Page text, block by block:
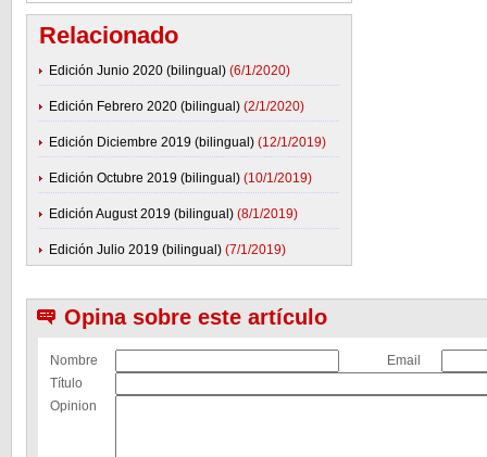
Relacionado
Edición Junio 2020 (bilingual) (6/1/2020)
Edición Febrero 2020 (bilingual) (2/1/2020)
Edición Diciembre 2019 (bilingual) (12/1/2019)
Edición Octubre 2019 (bilingual) (10/1/2019)
Edición August 2019 (bilingual) (8/1/2019)
Edición Julio 2019 (bilingual) (7/1/2019)
Opina sobre este artículo
Nombre
Email
Título
Opinion